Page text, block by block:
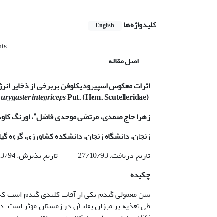
کلیدواژه‌ها
English
اصل مقاله
اثرات معکوس اسپیرودیکلوفن بربرخی از ذخایر
integricepsPut. (Hem. Scutelleridae)
زهرا حاج صمدی، مرتضی موحدی فاضل*، اورنگ
زنجان، دانشگاه زنجان، دانشکده کشاورزی، گروه
تاریخ دریافت: 27/10/93 تاریخ پذیرش: 2/3/94
چکیده
سن معمولی گندم یکی از آفات کلیدی گندم است
طی تغذیه بر میزان بقاء آن در زمستان موثر است.